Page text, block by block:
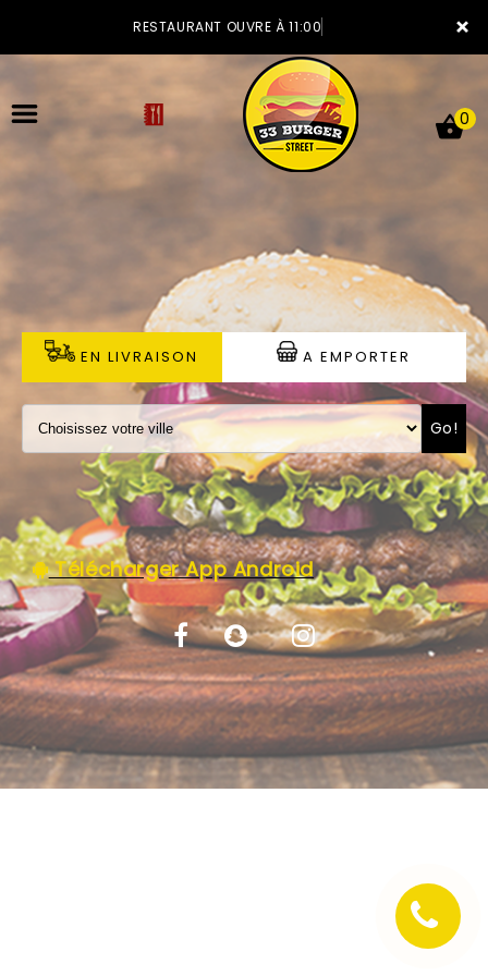
×
RESTAURANT OUVRE À 11:00
LA CARTE
VOTRE COMPTE
NOTRE RESTAURANT
VOS AVIS
MENTIONS LÉGALES
C.G.V
0
EN LIVRAISON A EMPORTER
Go!
Télécharger App Android